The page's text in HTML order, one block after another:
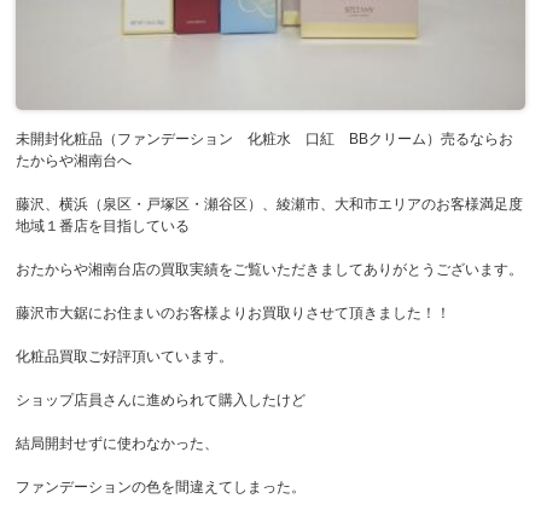
未開封化粧品（ファンデーション 化粧水 口紅 BBクリーム）売るならお
たからや湘南台へ
藤沢、横浜（泉区・戸塚区・瀬谷区）、綾瀬市、大和市エリアのお客様満足度
地域１番店を目指している
おたからや湘南台店の買取実績をご覧いただきましてありがとうございます。
藤沢市大鋸にお住まいのお客様よりお買取りさせて頂きました！！
化粧品買取ご好評頂いています。
ショップ店員さんに進められて購入したけど
結局開封せずに使わなかった、
ファンデーションの色を間違えてしまった。